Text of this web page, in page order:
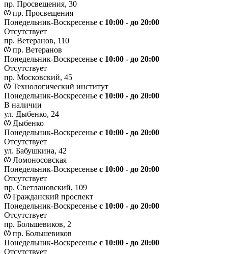
пр. Просвещения, 30
пр. Просвещения
Понедельник-Воскресенье c 10:00 - до 20:00
Отсутствует
пр. Ветеранов, 110
пр. Ветеранов
Понедельник-Воскресенье с 10:00 - до 20:00
Отсутствует
пр. Московский, 45
Технологический институт
Понедельник-Воскресенье с 10:00 - до 20:00
В наличии
ул. Дыбенко, 24
Дыбенко
Понедельник-Воскресенье с 10:00 - до 20:00
Отсутствует
ул. Бабушкина, 42
Ломоносовская
Понедельник-Воскресенье с 10:00 - до 20:00
Отсутствует
пр. Светлановский, 109
Гражданский проспект
Понедельник-Воскресенье с 10:00 - до 20:00
Отсутствует
пр. Большевиков, 2
пр. Большевиков
Понедельник-Воскресенье с 10:00 - до 20:00
Отсутствует